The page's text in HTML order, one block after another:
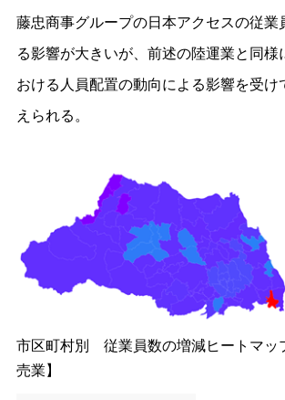
藤忠商事グループの日本アクセスの従業
る影響が大きいが、前述の陸運業と同様
おける人員配置の動向による影響を受け
えられる。
市区町村別 従業員数の増減ヒートマッ
売業】